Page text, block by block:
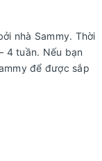
nhà Sammy. Thời
4 tuần. Nếu bạn
để được sắp